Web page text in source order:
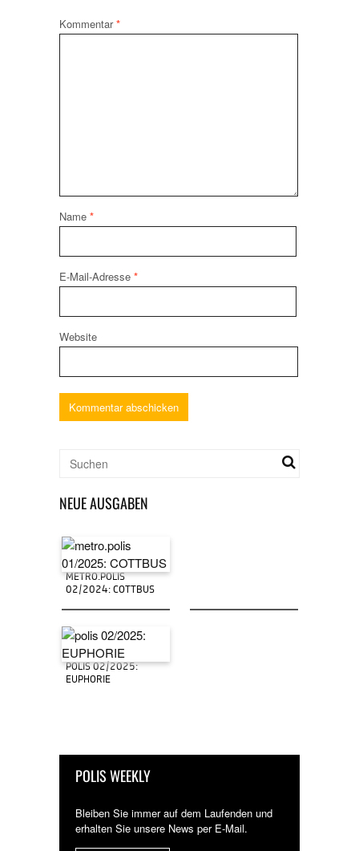
Kommentar*
Name *
E-Mail-Adresse *
Website
NEUE AUSGABEN
METRO.POLIS
02/2024: COTTBUS
POLIS 02/2025:
EUPHORIE
POLIS WEEKLY
Bleiben Sie immer auf dem Laufenden und
erhalten Sie unsere News per E-Mail.